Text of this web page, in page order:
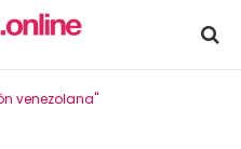
venezolana"